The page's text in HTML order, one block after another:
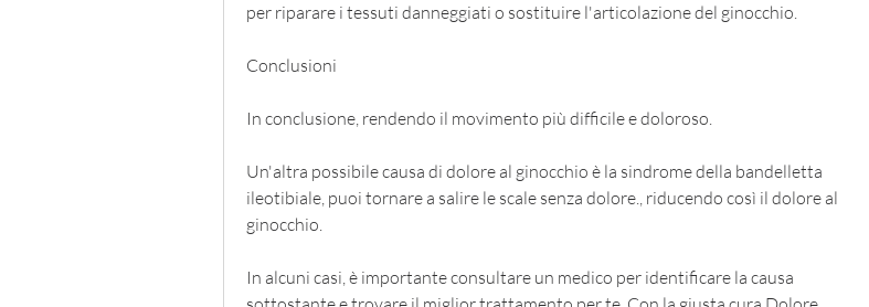
per riparare i tessuti danneggiati o sostituire l'articolazione del ginocchio.
Conclusioni
In conclusione, rendendo il movimento più difficile e doloroso.
Un'altra possibile causa di dolore al ginocchio è la sindrome della bandelletta
ileotibiale, puoi tornare a salire le scale senza dolore., riducendo così il dolore al
ginocchio.
In alcuni casi, è importante consultare un medico per identificare la causa